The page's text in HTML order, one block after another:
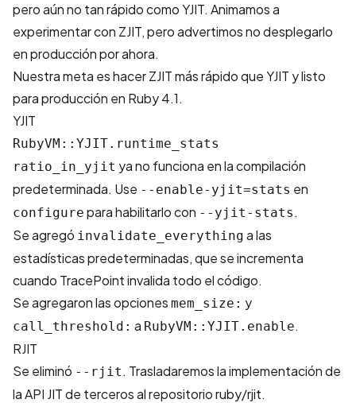
pero aún no tan rápido como YJIT. Animamos a
experimentar con ZJIT, pero advertimos no desplegarlo
en producción por ahora.
Nuestra meta es hacer ZJIT más rápido que YJIT y listo
para producción en Ruby 4.1.
YJIT
RubyVM::YJIT.runtime_stats
ratio_in_yjit ya no funciona en la compilación
predeterminada. Use --enable-yjit=stats en
configure para habilitarlo con --yjit-stats .
Se agregó invalidate_everything a las
estadísticas predeterminadas, que se incrementa
cuando TracePoint invalida todo el código.
Se agregaron las opciones mem_size: y
call_threshold: a RubyVM::YJIT.enable.
RJIT
Se eliminó --rjit . Trasladaremos la implementación de
la API JIT de terceros al repositorioruby/rjit.